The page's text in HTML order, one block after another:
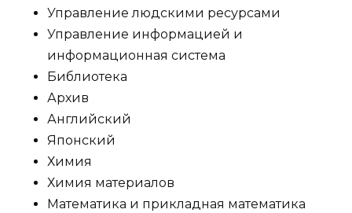
Управление людскими ресурсами
Управление информацией и
информационная система
Библиотека
Архив
Английский
Японский
Химия
Химия материалов
Математика и прикладная математика